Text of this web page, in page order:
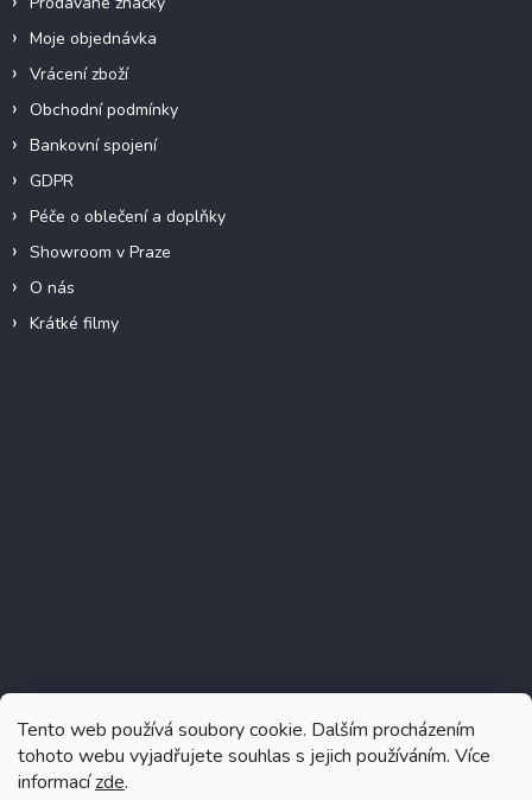
Tento web používá soubory cookie. Dalším procházením
tohoto webu vyjadřujete souhlas s jejich používáním. Více
informacízde.
Moje objednávka
Vrácení zboží
Obchodní podmínky
Bankovní spojení
GDPR
Péče o oblečení a doplňky
Showroom v Praze
O nás
Krátké filmy